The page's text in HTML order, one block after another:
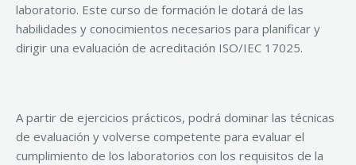
laboratorio. Este curso de formación le dotará de las
habilidades y conocimientos necesarios para planificar y
dirigir una evaluación de acreditación ISO/IEC 17025.
A partir de ejercicios prácticos, podrá dominar las técnicas
de evaluación y volverse competente para evaluar el
cumplimiento de los laboratorios con los requisitos de la